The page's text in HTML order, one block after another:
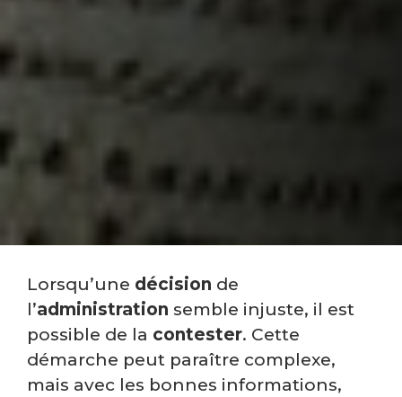
Lorsqu’une décision de
l’administration semble injuste, il est
possible de la contester. Cette
démarche peut paraître complexe,
mais avec les bonnes informations,